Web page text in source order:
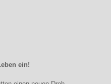
ein!